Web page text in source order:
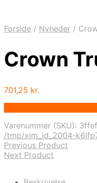
Forside / Nyheder /
Crown
701,25 kr.
Varenummer (SKU):
/tmp/xim_id_2004-
Previous Product
Next Product